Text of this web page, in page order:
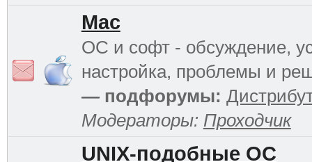
Mac
ОС и софт - обсуждение,
настройка, проблемы и
— подфорумы:
Модераторы: Проходчик
UNIX-подобные ОС